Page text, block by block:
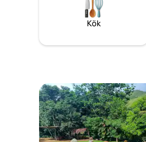
descanso y una ubicación
Kök